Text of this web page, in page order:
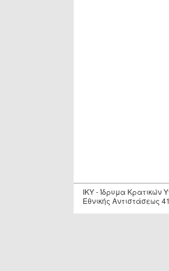
IKY - Ίδρυμα Κρατικών
Εθνικής Αντιστάσεως